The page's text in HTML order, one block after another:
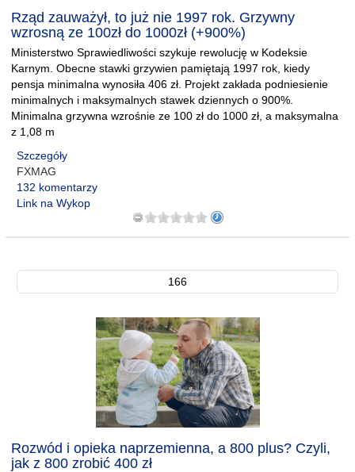
Rząd zauważył, to już nie 1997 rok. Grzywny
wzrosną ze 100zł do 1000zł (+900%)
Ministerstwo Sprawiedliwości szykuje rewolucję w Kodeksie
Karnym. Obecne stawki grzywien pamiętają 1997 rok, kiedy
pensja minimalna wynosiła 406 zł. Projekt zakłada podniesienie
minimalnych i maksymalnych stawek dziennych o 900%.
Minimalna grzywna wzrośnie ze 100 zł do 1000 zł, a maksymalna
z 1,08 m
Szczegóły
FXMAG
132 komentarzy
Link na Wykop
166
Rozwód i opieka naprzemienna, a 800 plus? Czyli,
jak z 800 zrobić 400 zł